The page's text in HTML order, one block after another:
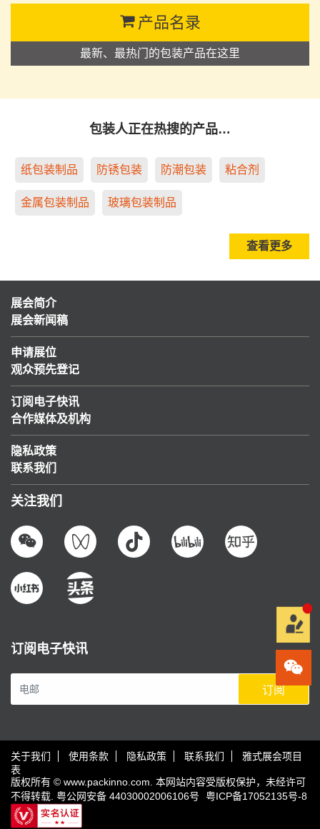
产品名录
最新、最热门的包装产品在这里
包装人正在热搜的产品…
纸包装制品 防锈包装 防潮包装 粘合剂
金属包装制品 玻璃包装制品
查看更多
展会简介
展会新闻稿
申请展位
观众预先登记
订阅电子快讯
合作媒体及机构
隐私政策
联系我们
关注我们
订阅电子快讯
订阅
关于我们 使用条款 隐私政策 联系我们
雅式展会项目
表
版权所有 © www.packinno.com. 本网站内容受版权保护，未经许可
不得转载. 粤公网安备 44030002006106号 粤ICP备17052135号-8